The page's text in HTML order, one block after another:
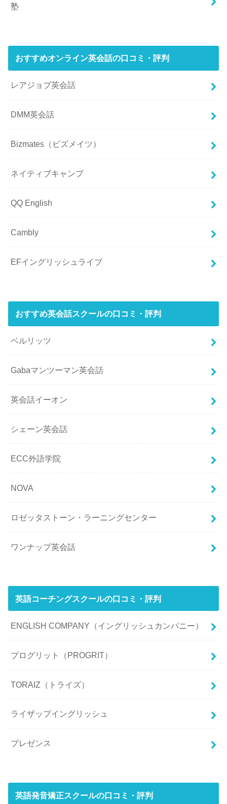
塾
おすすめオンライン英会話の口コミ・評判
レアジョブ英会話
DMM英会話
Bizmates（ビズメイツ）
ネイティブキャンプ
QQ English
Cambly
EFイングリッシュライブ
おすすめ英会話スクールの口コミ・評判
ベルリッツ
Gabaマンツーマン英会話
英会話イーオン
シェーン英会話
ECC外語学院
NOVA
ロゼッタストーン・ラーニングセンター
ワンナップ英会話
英語コーチングスクールの口コミ・評判
ENGLISH COMPANY（イングリッシュカンパニー）
プログリット（PROGRIT）
TORAIZ（トライズ）
ライザップイングリッシュ
プレゼンス
英語発音矯正スクールの口コミ・評判